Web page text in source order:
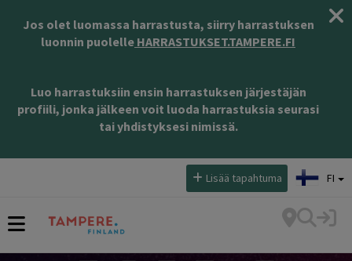
Jos olet luomassa harrastusta, siirry harrastuksen
luonnin puolelle HARRASTUKSET.TAMPERE.FI
Luo harrastuksiin ensin harrastuksen järjestäjän
profiili, jonka jälkeen voit luoda harrastuksia seurasi
tai yhdistyksesi nimissä.
Lisää tapahtuma FI